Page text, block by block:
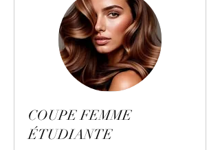
COUPE FEMME
ÉTUDIANTE